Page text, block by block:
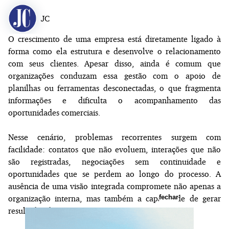
JC
O crescimento de uma empresa está diretamente ligado à
forma como ela estrutura e desenvolve o relacionamento
com seus clientes. Apesar disso, ainda é comum que
organizações conduzam essa gestão com o apoio de
planilhas ou ferramentas desconectadas, o que fragmenta
informações e dificulta o acompanhamento das
oportunidades comerciais.
Nesse cenário, problemas recorrentes surgem com
facilidade: contatos que não evoluem, interações que não
são registradas, negociações sem continuidade e
oportunidades que se perdem ao longo do processo. A
ausência de uma visão integrada compromete não apenas a
organização interna, mas também a capacidade de gerar
resultados de forma consistente.
fechar